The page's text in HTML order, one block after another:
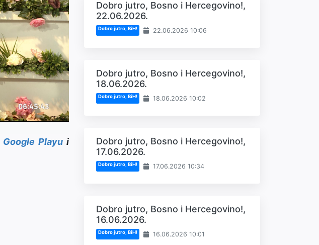
Google Playui
Dobro jutro, Bosno i Hercegovino!,
22.06.2026.
Dobro jutro, BiH! 22.06.2026 10:06
Dobro jutro, Bosno i Hercegovino!,
18.06.2026.
Dobro jutro, BiH! 18.06.2026 10:02
Dobro jutro, Bosno i Hercegovino!,
17.06.2026.
Dobro jutro, BiH! 17.06.2026 10:34
Dobro jutro, Bosno i Hercegovino!,
16.06.2026.
Dobro jutro, BiH! 16.06.2026 10:01